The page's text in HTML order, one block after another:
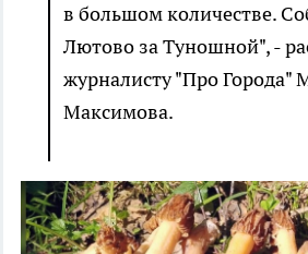
в большом количестве.
Лютово за Туношной", -
журналисту "Про Города"
Максимова.